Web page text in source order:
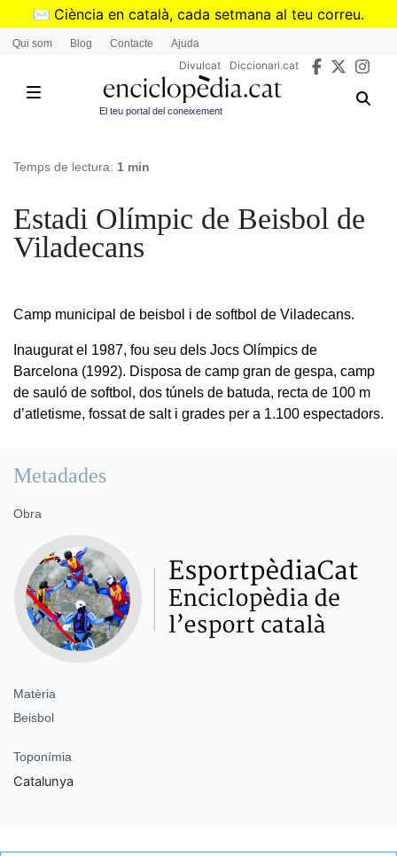
Vés
✉️ Ciència en català, cada setmana al teu correu.
➜Subscriu-te al butlletí de Divulcat
Qui som Blog Contacte Ajuda
Divulcat Diccionari.cat
El teu portal del coneixement
Temps de lectura: 1 min
Estadi Olímpic de Beisbol de
Viladecans
Camp municipal de beisbol i de softbol de Viladecans.
Inaugurat el 1987, fou seu dels Jocs Olímpics de
Barcelona (1992). Disposa de camp gran de gespa, camp
de sauló de softbol, dos túnels de batuda, recta de 100 m
d’atletisme, fossat de salt i grades per a 1.100 espectadors.
Metadades
Obra
Matèria
Beisbol
Toponímia
Catalunya